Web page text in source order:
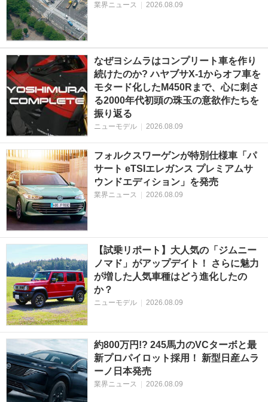
業界ニュース 2026.08.09
なぜヨシムラはコンプリート車を作り
続けたのか? ハヤブサX-1からオフ車を
モタード化したM450Rまで、心に刺さ
る2000年代初頭の珠玉の意欲作たちを
振り返る
ニューモデル 2026.08.09
フォルクスワーゲンが特別仕様車「パ
サート eTSIエレガンス プレミアムサ
ウンドエディション」を発売
業界ニュース 2026.08.09
【試乗リポート】大人気の「ジムニー
ノマド」がアップデイト！ さらに魅力
が増した人気車種はどう進化したの
か？
ニューモデル | 2026.08.09
約800万円!? 245馬力のVCターボと最
新プロパイロット採用！ 新型日産ムラ
ーノ日本発売
業界ニュース | 2026.08.09